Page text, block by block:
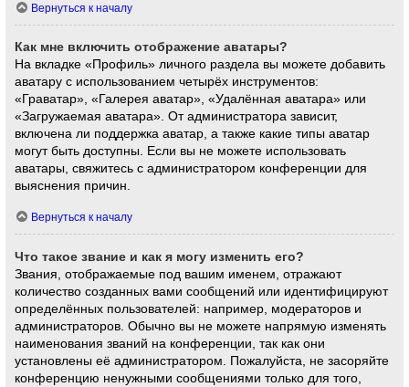
Вернуться к началу
Как мне включить отображение аватары?
На вкладке «Профиль» личного раздела вы можете добавить
аватару с использованием четырёх инструментов:
«Граватар», «Галерея аватар», «Удалённая аватара» или
«Загружаемая аватара». От администратора зависит,
включена ли поддержка аватар, а также какие типы аватар
могут быть доступны. Если вы не можете использовать
аватары, свяжитесь с администратором конференции для
выяснения причин.
Вернуться к началу
Что такое звание и как я могу изменить его?
Звания, отображаемые под вашим именем, отражают
количество созданных вами сообщений или идентифицируют
определённых пользователей: например, модераторов и
администраторов. Обычно вы не можете напрямую изменять
наименования званий на конференции, так как они
установлены её администратором. Пожалуйста, не засоряйте
конференцию ненужными сообщениями только для того,